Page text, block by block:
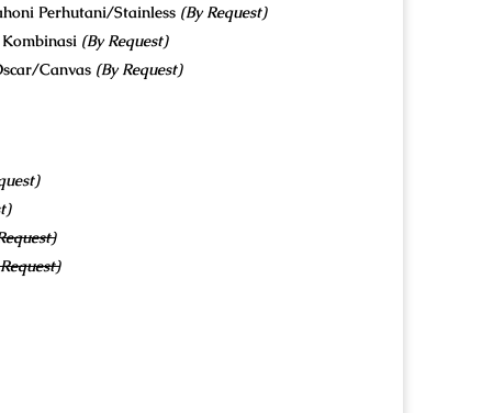
Perhutani/Stainless (By Request)
(By Request)
Canvas (By Request)